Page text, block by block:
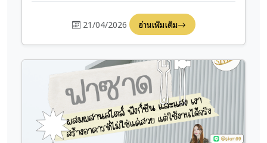
21/04/2026 อ่านเพิ่มเติม